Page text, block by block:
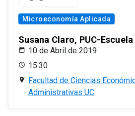
Microeconomía Aplicada
Susana Claro, PUC-
10 de Abril de 2019
15:30
Facultad de Ciencias
Administrativas UC